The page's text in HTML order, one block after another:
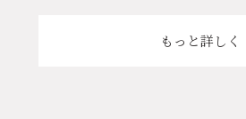
もっと詳しく